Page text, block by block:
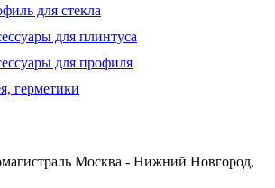
для стекла
для плинтуса
для профиля
герметики
Москва - Нижний Новгород,